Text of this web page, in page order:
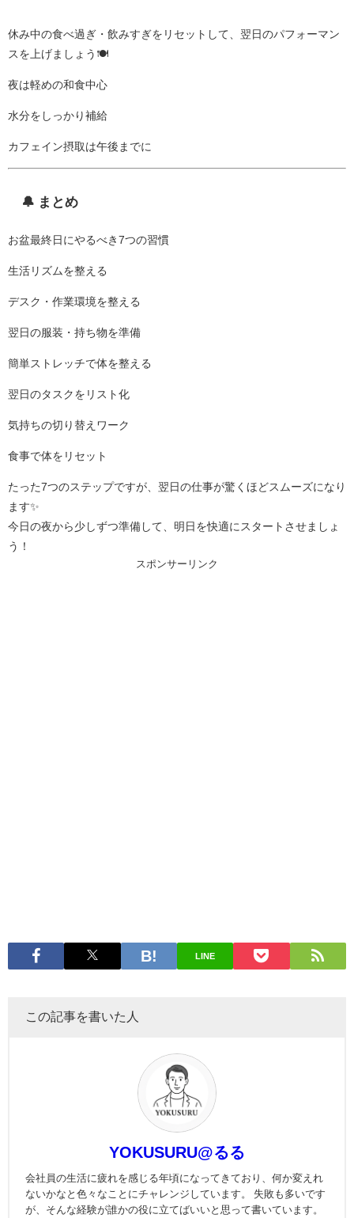
休み中の食べ過ぎ・飲みすぎをリセットして、翌日のパフォーマン
スを上げましょう🍽️
夜は軽めの和食中心
水分をしっかり補給
カフェイン摂取は午後までに
🔔 まとめ
お盆最終日にやるべき7つの習慣
生活リズムを整える
デスク・作業環境を整える
翌日の服装・持ち物を準備
簡単ストレッチで体を整える
翌日のタスクをリスト化
気持ちの切り替えワーク
食事で体をリセット
たった7つのステップですが、翌日の仕事が驚くほどスムーズになり
ます✨
今日の夜から少しずつ準備して、明日を快適にスタートさせましょ
う！
スポンサーリンク
LINE
この記事を書いた人
YOKUSURU@るる
会社員の生活に疲れを感じる年頃になってきており、何か変えれ
ないかなと色々なことにチャレンジしています。 失敗も多いです
が、そんな経験が誰かの役に立てばいいと思って書いています。